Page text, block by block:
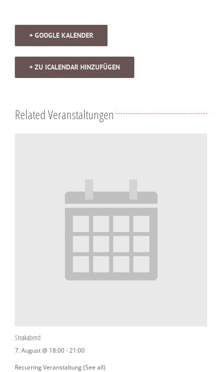
+ GOOGLE KALENDER
+ ZU ICALENDAR HINZUFÜGEN
Related Veranstaltungen
Steakabend
7. August @ 18:00-21:00
Recurring Veranstaltung(See all)